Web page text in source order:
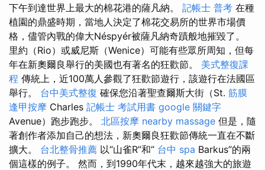
下午到達世界上最大的棉花港的薩凡納。 記帳士 普考 在種
植園的鼎盛時期，當地人決定了棉花交易所的世界市場價
格，儘管內戰的偉大Néspyér被薩凡納奇蹟般地摧毀了。
里約（Rio）或威尼斯（Wenice）可能有些眾所周知，但每
年在新奧爾良舉行的美國也有著名的狂歡節。 美式整復課
程 傳統上，近100萬人參觀了狂歡節遊行，該遊行在法國區
舉行。 台中美式整復 確保您沿著聖查爾斯大街（St. 筋膜
逢甲按摩 Charles 記帳士 考試用書 google 關鍵字
Avenue）跑步跑步。 北區按摩 nearby massage 但是，隨
著創作者添加自己的想法，新奧爾良狂歡節傳統一直在不斷
擴大。 台北整骨推薦 以“山雀R”和“ 台中 spa Barkus”的兩
個這樣的例子。 然而，到1990年代末，越來越強大的旅遊